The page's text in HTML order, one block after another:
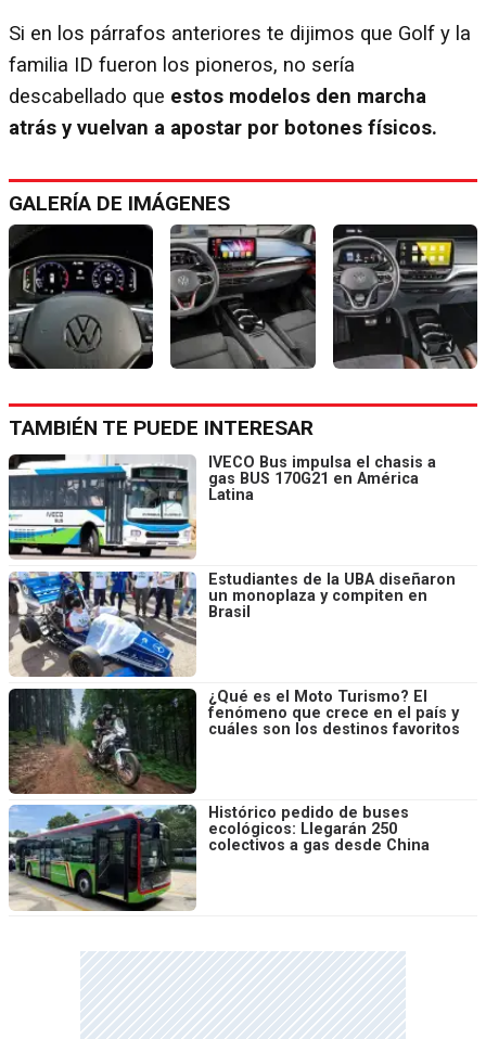
Si en los párrafos anteriores te dijimos que Golf y la
familia ID fueron los pioneros, no sería
descabellado que estos modelos den marcha
atrás y vuelvan a apostar por botones físicos.
GALERÍA DE IMÁGENES
TAMBIÉN TE PUEDE INTERESAR
IVECO Bus impulsa el chasis a
gas BUS 170G21 en América
Latina
Estudiantes de la UBA diseñaron
un monoplaza y compiten en
Brasil
¿Qué es el Moto Turismo? El
fenómeno que crece en el país y
cuáles son los destinos favoritos
Histórico pedido de buses
ecológicos: Llegarán 250
colectivos a gas desde China